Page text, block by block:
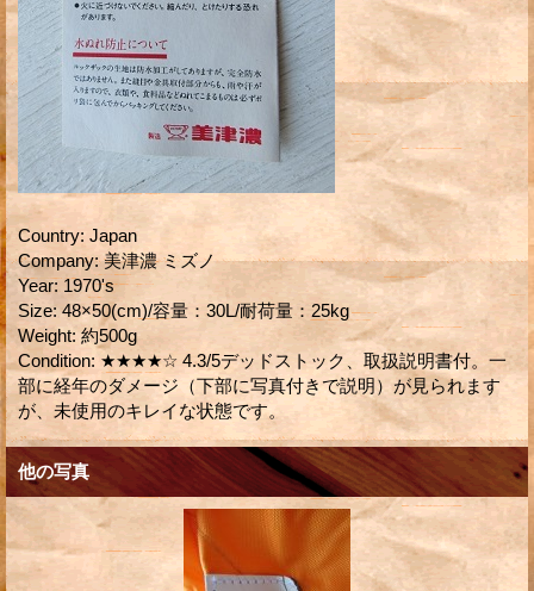
Country: Japan
Company: 美津濃 ミズノ
Year: 1970's
Size: 48×50(cm)/容量：30L/耐荷量：25kg
Weight: 約500g
Condition: ★★★★☆ 4.3/5‎デッドストック、取扱説明書付。一
部に経年のダメージ（下部に写真付きで説明）が見られます
が、未使用のキレイな状態です。
他の写真